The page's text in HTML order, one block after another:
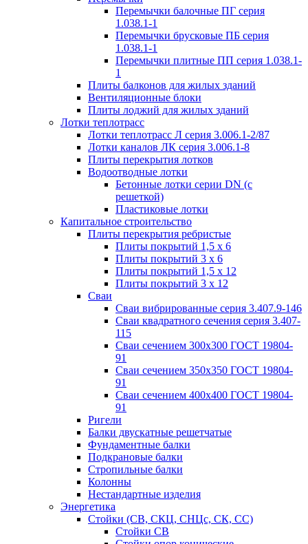
Перемычки балочные ПГ серия
1.038.1-1
Перемычки брусковые ПБ серия
1.038.1-1
Перемычки плитные ПП серия 1.038.1-
1
Плиты балконов для жилых зданий
Вентиляционные блоки
Плиты лоджий для жилых зданий
Лотки теплотрасс
Лотки теплотрасс Л серия 3.006.1-2/87
Лотки каналов ЛК серия 3.006.1-8
Плиты перекрытия лотков
Водоотводные лотки
Бетонные лотки серии DN (с
решеткой)
Пластиковые лотки
Капитальное строительство
Плиты перекрытия ребристые
Плиты покрытий 1,5 x 6
Плиты покрытий 3 x 6
Плиты покрытий 1,5 x 12
Плиты покрытий 3 x 12
Сваи
Сваи вибрированные серия 3.407.9-146
Сваи квадратного сечения серия 3.407-
115
Сваи сечением 300х300 ГОСТ 19804-
91
Сваи сечением 350х350 ГОСТ 19804-
91
Сваи сечением 400х400 ГОСТ 19804-
91
Ригели
Балки двускатные решетчатые
Фундаментные балки
Подкрановые балки
Стропильные балки
Колонны
Нестандартные изделия
Энергетика
Стойки (СВ, СКЦ, СНЦс, СК, СС)
Стойки СВ